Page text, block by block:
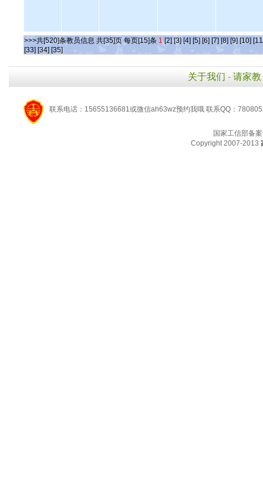
>>>共[520]条教员信息 共[35]页 每页[15]条 1 [2] [3] [4] [5] [6] [7] [8] [9] [10]
[33] [34] [35]
关于我们 - 请家教
联系电话：15655136681或微信ah63wz预约我哦 联系QQ：
国家工信部备
Copyright 2007-2013